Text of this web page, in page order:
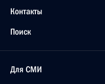
Контакты
Поиск
Для СМИ